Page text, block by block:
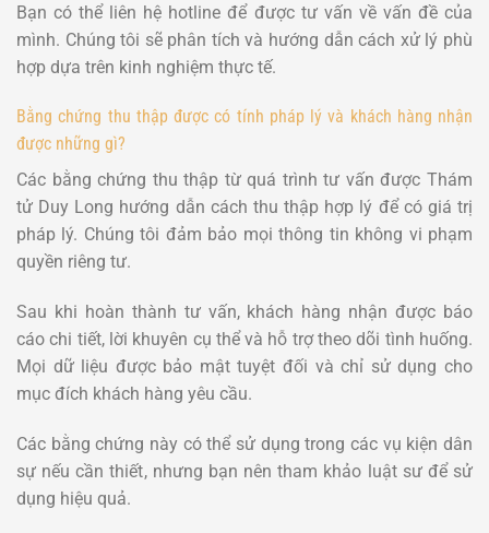
Bạn có thể liên hệ hotline để được tư vấn về vấn đề của
mình. Chúng tôi sẽ phân tích và hướng dẫn cách xử lý phù
hợp dựa trên kinh nghiệm thực tế.
Bằng chứng thu thập được có tính pháp lý và khách hàng nhận
được những gì?
Các bằng chứng thu thập từ quá trình tư vấn được Thám
tử Duy Long hướng dẫn cách thu thập hợp lý để có giá trị
pháp lý. Chúng tôi đảm bảo mọi thông tin không vi phạm
quyền riêng tư.
Sau khi hoàn thành tư vấn, khách hàng nhận được báo
cáo chi tiết, lời khuyên cụ thể và hỗ trợ theo dõi tình huống.
Mọi dữ liệu được bảo mật tuyệt đối và chỉ sử dụng cho
mục đích khách hàng yêu cầu.
Các bằng chứng này có thể sử dụng trong các vụ kiện dân
sự nếu cần thiết, nhưng bạn nên tham khảo luật sư để sử
dụng hiệu quả.